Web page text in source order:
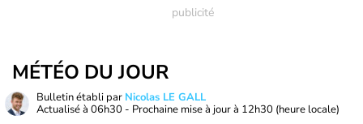
MÉTÉO DU JOUR
Bulletin établi par Nicolas LE GALL
Actualisé à 06h30 - Prochaine mise à jour à 12h30 (heure locale)